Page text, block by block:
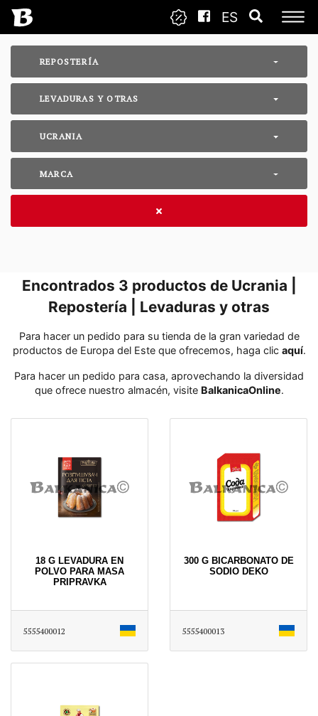
ES
REPOSTERÍA
LEVADURAS Y OTRAS
UCRANIA
MARCA
Encontrados 3 productos de Ucrania |
Repostería | Levaduras y otras
Para hacer un pedido para su tienda de la gran variedad de
productos de Europa del Este que ofrecemos, haga clic aquí․
Para hacer un pedido para casa, aprovechando la diversidad
que ofrece nuestro almacén, visite BalkanicaOnline․
18 G LEVADURA EN
POLVO PARA MASA
PRIPRAVKA
5555400012
300 G BICARBONATO DE
SODIO DEKO
5555400013